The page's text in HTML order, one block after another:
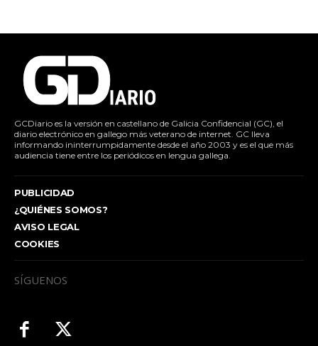
GCDiario es la versión en castellano de Galicia Confidencial (GC), el
diario electrónico en gallego más veterano de internet. GC lleva
informando ininterrumpidamente desde el año 2003 y es el que más
audiencia tiene entre los periódicos en lengua gallega.
PUBLICIDAD
¿QUIÉNES SOMOS?
AVISO LEGAL
COOKIES
SÍGUENOS